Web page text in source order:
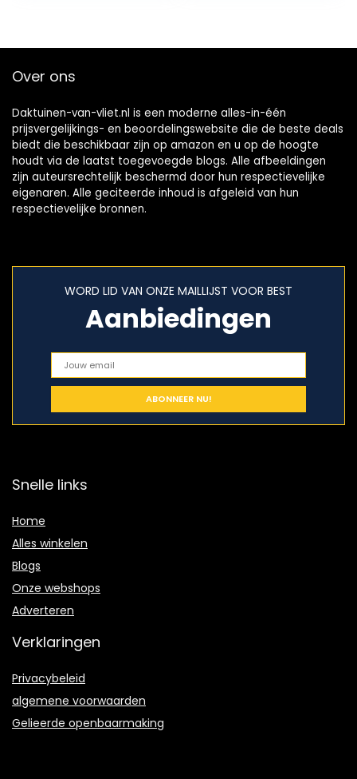
Over ons
Daktuinen-van-vliet.nl is een moderne alles-in-één
prijsvergelijkings- en beoordelingswebsite die de beste deals
biedt die beschikbaar zijn op amazon en u op de hoogte
houdt via de laatst toegevoegde blogs. Alle afbeeldingen
zijn auteursrechtelijk beschermd door hun respectievelijke
eigenaren. Alle geciteerde inhoud is afgeleid van hun
respectievelijke bronnen.
WORD LID VAN ONZE MAILLIJST VOOR BEST
Aanbiedingen
Snelle links
Home
Alles winkelen
Blogs
Onze webshops
Adverteren
Verklaringen
Privacybeleid
algemene voorwaarden
Gelieerde openbaarmaking